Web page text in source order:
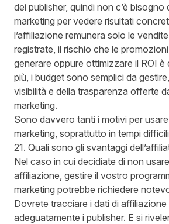
dei publisher, quindi non c’è bisogno
marketing per vedere risultati
l’affiliazione remunera solo le
registrate, il rischio che le
generare oppure ottimizzare il ROI è
più, i budget sono semplici da
visibilità e della trasparenza offerte
marketing.
Sono davvero tanti i motivi per
marketing , soprattutto in tempi
21. Quali sono gli svantaggi
Nel caso in cui decidiate di non
affiliazione, gestire il vostro
marketing potrebbe richiedere
Dovrete tracciare i dati di affiliazione
adeguatamente i publisher. E si